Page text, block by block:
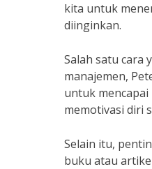
kita untuk
diinginkan.
Salah satu cara
manajemen,
untuk
memotivasi diri
Selain itu,
buku atau